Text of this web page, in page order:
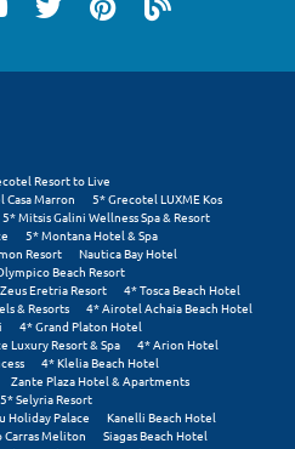
Resort to Live
Marron
5* Grecotel LUXME Kos
5* Mitsis Galini Wellness Spa & Resort
5* Montana Hotel & Spa
Resort
Nautica Bay Hotel
Beach Resort
Eretria Resort
4* Tosca Beach Hotel
& Resorts
4* Airotel Achaia Beach Hotel
4* Grand Platon Hotel
Luxury Resort & Spa
4* Arion Hotel
4* Klelia Beach Hotel
Zante Plaza Hotel & Apartments
5* Selyria Resort
Holiday Palace
Kanelli Beach Hotel
Carras Meliton
Siagas Beach Hotel